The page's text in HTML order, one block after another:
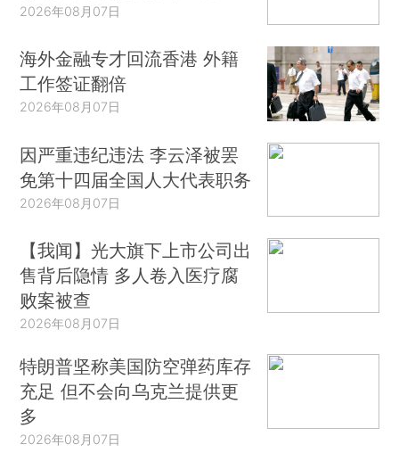
2026年08月07日
海外金融专才回流香港 外籍
工作签证翻倍
2026年08月07日
因严重违纪违法 李云泽被罢
免第十四届全国人大代表职务
2026年08月07日
【我闻】光大旗下上市公司出
售背后隐情 多人卷入医疗腐
败案被查
2026年08月07日
特朗普坚称美国防空弹药库存
充足 但不会向乌克兰提供更
多
2026年08月07日